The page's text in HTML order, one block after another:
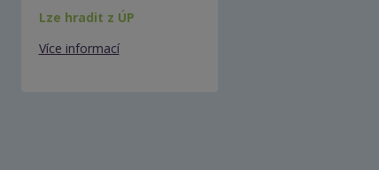
Lze hradit z ÚP
Více informací